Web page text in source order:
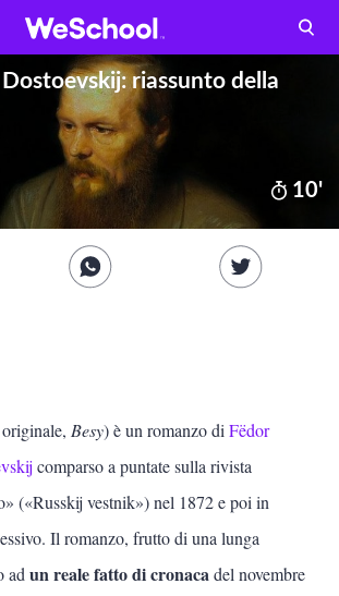
10'
Dostoevskij: riassunto della
Besy) è un romanzo di Fëdor
comparso a puntate sulla rivista
(«Russkij vestnik») nel 1872 e poi in
Il romanzo, frutto di una lunga
ad un reale fatto di cronacadel novembre